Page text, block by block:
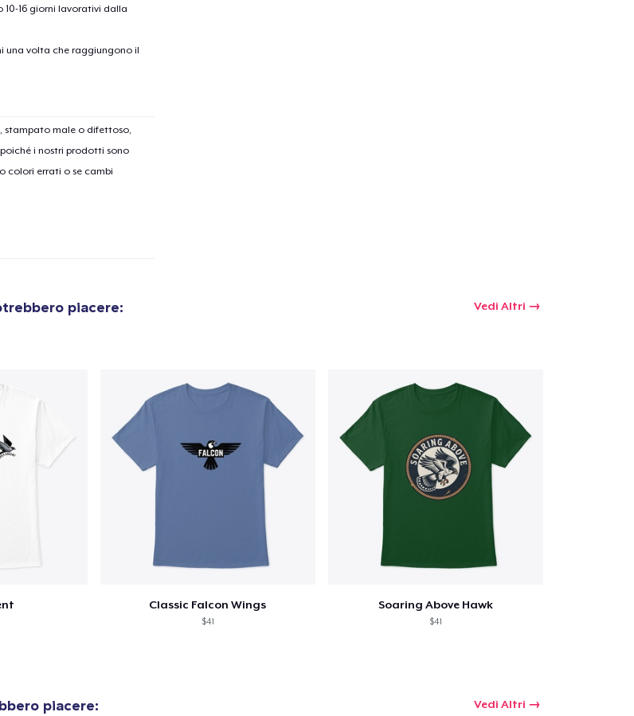
10-16 giorni lavorativi dalla
una volta che raggiungono il
stampato male o difettoso,
i nostri prodotti sono
colori errati o se cambi
piacere: Vedi Altri
Classic Falcon Wings
$41
Soaring Above Hawk
$41
piacere: Vedi Altri
al